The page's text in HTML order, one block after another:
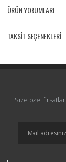
ÜRÜN YORUMLARI
TAKSİT SEÇENEKLERİ
Size özel